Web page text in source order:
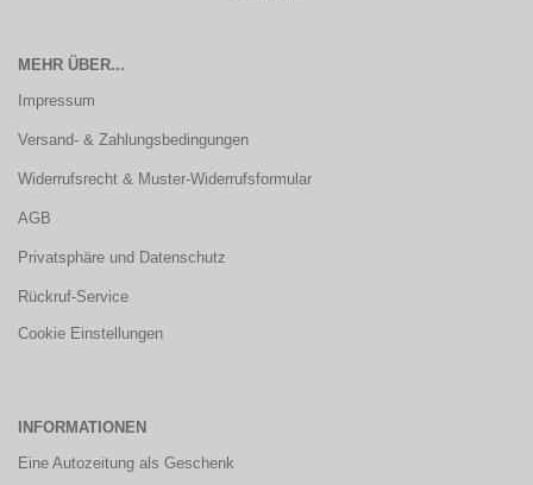
MEHR ÜBER...
Impressum
Versand- & Zahlungsbedingungen
Widerrufsrecht & Muster-Widerrufsformular
AGB
Privatsphäre und Datenschutz
Rückruf-Service
Cookie Einstellungen
INFORMATIONEN
Eine Autozeitung als Geschenk